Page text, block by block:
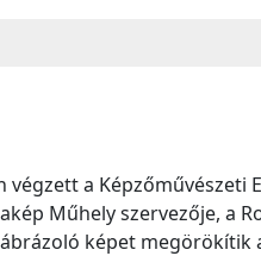
a Képzőművészeti
Műhely szervezője, a
képet